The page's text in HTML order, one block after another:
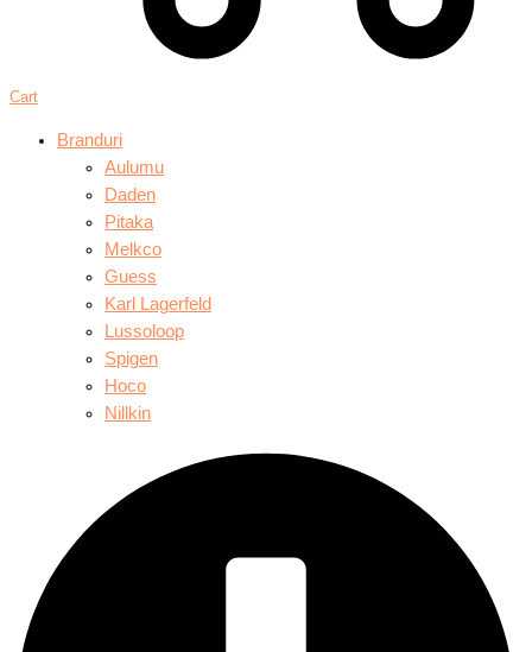
Cart
Branduri
Aulumu
Daden
Pitaka
Melkco
Guess
Karl Lagerfeld
Lussoloop
Spigen
Hoco
Nillkin